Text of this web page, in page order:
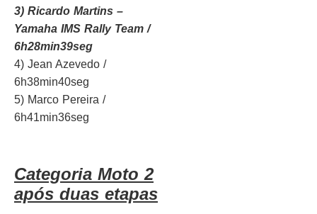
3) Ricardo Martins –
Yamaha IMS Rally Team /
6h28min39seg
4) Jean Azevedo /
6h38min40seg
5) Marco Pereira /
6h41min36seg
Categoria Moto 2
após duas etapas